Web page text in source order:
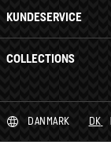
KUNDESERVICE
COLLECTIONS
DANMARK DK